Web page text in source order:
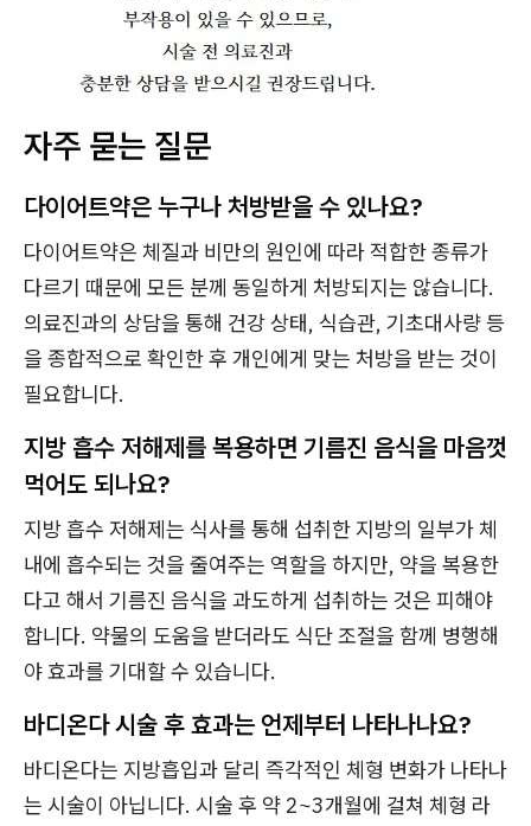
자주 묻는 질문
다이어트약은 누구나 처방받을 수 있나요?
다이어트약은 체질과 비만의 원인에 따라 적합한 종류가
다르기 때문에 모든 분께 동일하게 처방되지는 않습니다.
의료진과의 상담을 통해 건강 상태, 식습관, 기초대사량 등
을 종합적으로 확인한 후 개인에게 맞는 처방을 받는 것이
필요합니다.
지방 흡수 저해제를 복용하면 기름진 음식을 마음껏
먹어도 되나요?
지방 흡수 저해제는 식사를 통해 섭취한 지방의 일부가 체
내에 흡수되는 것을 줄여주는 역할을 하지만, 약을 복용한
다고 해서 기름진 음식을 과도하게 섭취하는 것은 피해야
합니다. 약물의 도움을 받더라도 식단 조절을 함께 병행해
야 효과를 기대할 수 있습니다.
바디온다 시술 후 효과는 언제부터 나타나나요?
바디온다는 지방흡입과 달리 즉각적인 체형 변화가 나타나
는 시술이 아닙니다. 시술 후 약 2~3개월에 걸쳐 체형 라